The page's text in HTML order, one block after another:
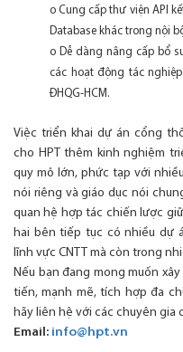
o Cung cấp thư viện API
Database khác trong nội
o Dễ dàng nâng cấp bổ
các hoạt động tác
ĐHQG-HCM.
Việc triển khai dự án cổng
cho HPT thêm kinh nghiệm
quy mô lớn, phức tạp với
nói riêng và giáo dục nói
quan hệ hợp tác chiến lược
hai bên tiếp tục có nhiều dự
lĩnh vực CNTT mà còn trong
Nếu bạn đang mong muốn
tiến, mạnh mẽ, tích hợp đa
hãy liên hệ với các chuyên gia
Email: info@hpt.vn